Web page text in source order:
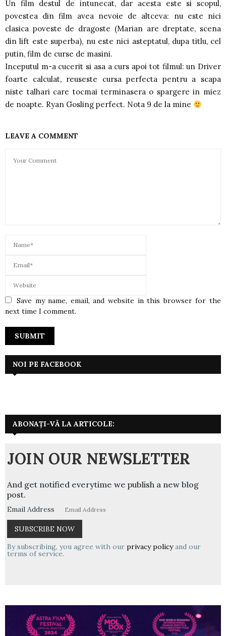
Un film destul de intunecat, dar acesta este si scopul,
povestea din film avea nevoie de altceva: nu este nici
clasica poveste de dragoste (Marian are dreptate, scena
din lift este superba), nu este nici asteptatul, dupa titlu, cel
putin, film de curse de masini.
Inceputul m-a cucerit si asa a curs apoi tot filmul: un Driver
foarte calculat, reuseste cursa perfecta pentru a scapa
niste talhari care tocmai terminasera o spargere in miez
de noapte. Ryan Gosling perfect. Nota 9 de la mine
LEAVE A COMMENT
Save my name, email, and website in this browser for the
next time I comment.
NOI PE FACEBOOK
ABONAȚI-VĂ LA ARTICOLE:
JOIN OUR NEWSLETTER
And get notified everytime we publish a new blog
post.
Email Address
By subscribing, you agree with our privacy policyand our
terms of service.